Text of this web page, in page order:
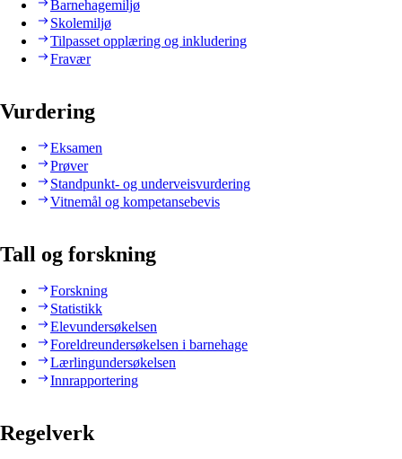
Barnehagemiljø
Skolemiljø
Tilpasset opplæring og inkludering
Fravær
Vurdering
Eksamen
Prøver
Standpunkt- og underveisvurdering
Vitnemål og kompetansebevis
Tall og forskning
Forskning
Statistikk
Elevundersøkelsen
Foreldreundersøkelsen i barnehage
Lærlingundersøkelsen
Innrapportering
Regelverk